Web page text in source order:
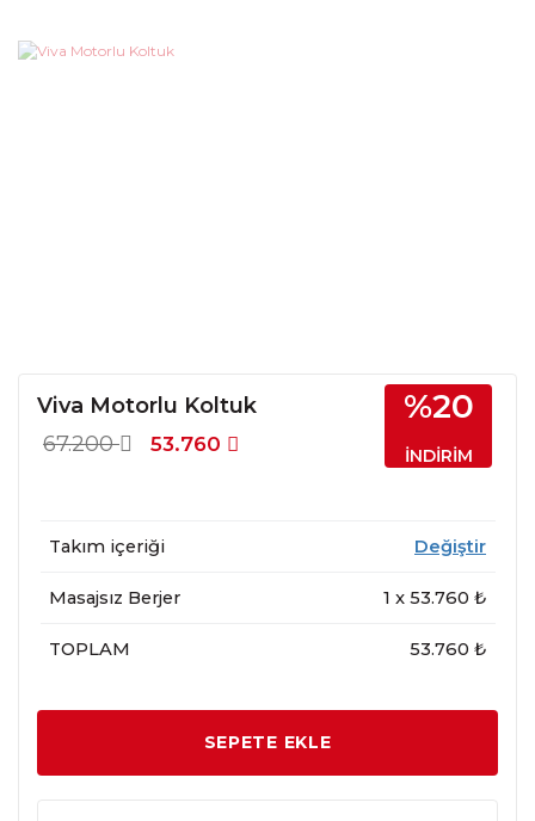
Viva Motorlu Koltuk
67.200
53.760
İNDİRİM
%20
Takım içeriği Değiştir
Masajsız Berjer 1 x 53.760 ₺
TOPLAM 53.760 ₺
SEPETE EKLE